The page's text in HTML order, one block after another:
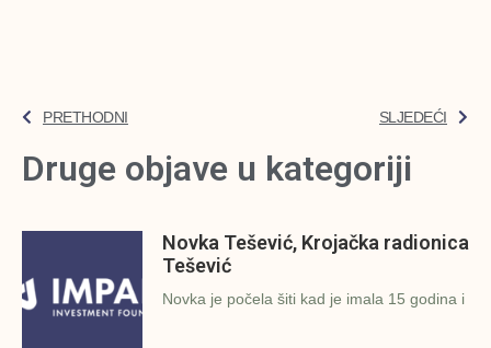
PRETHODNI SLJEDEĆI
Druge objave u kategoriji
Novka Tešević, Krojačka radionica
Tešević
Novka je počela šiti kad je imala 15 godina i